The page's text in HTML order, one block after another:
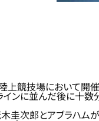
上競技場において開催
インに並んだ後に十
圭次郎とアブラハム